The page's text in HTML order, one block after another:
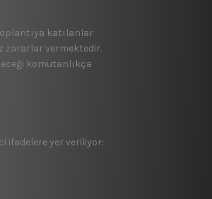
katılanlar
zararlar vermektedir.
komutanlıkça
ifadelere yer veriliyor: